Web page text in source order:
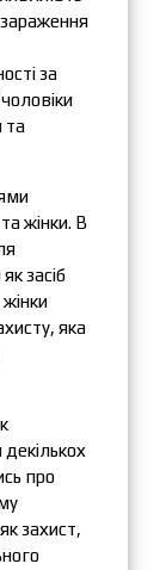
за
та
жінки. В
засіб
яка
про
захист,